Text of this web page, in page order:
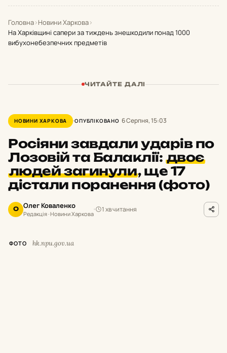
Головна›Новини Харкова›
На Харківщині сапери за тиждень знешкодили понад 1000
вибухонебезпечних предметів
ЧИТАЙТЕ ДАЛІ
НОВИНИ ХАРКОВА ОПУБЛІКОВАНО 6 Серпня, 15:03
Росіяни завдали ударів по
Лозовій та Балаклії: двоє
людей загинули,ще 17
дістали поранення (фото)
О Олег Коваленко
Редакція · Новини Харкова
1 хв читання
ФОТО hk.npu.gov.ua